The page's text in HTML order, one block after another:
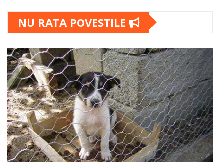
NU RATA POVESTILE